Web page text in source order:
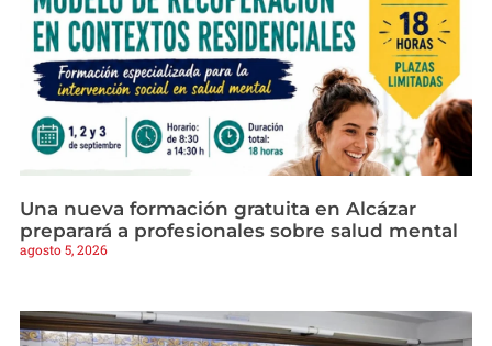
Una nueva formación gratuita en Alcázar
preparará a profesionales sobre salud mental
agosto 5, 2026